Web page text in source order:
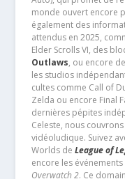
monde ouvert encore
également des
attendus en 2025,
Elder Scrolls VI, des
Outlaws, ou encore
les studios
cultes comme Call of
Zelda ou encore Final
dernières pépites
Celeste, nous
vidéoludique. Suivez
Worlds de League of
encore les
Overwatch 2. Ce